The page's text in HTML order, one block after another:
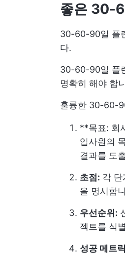
좋은 30-
30-60-90일 플
다.
30-60-90일 플
명확히 해야 합
훌륭한 30-60-
**목표: 회
입사원의
결과를 도
초점: 각
을 명시합
우선순위:
젝트를 식
성공 메트